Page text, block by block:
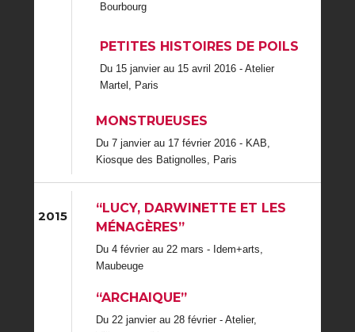
Bourbourg
PETITES HISTOIRES DE POILS
Du 15 janvier au 15 avril 2016 - Atelier
Martel, Paris
MONSTRUEUSES
Du 7 janvier au 17 février 2016 - KAB,
Kiosque des Batignolles, Paris
2015
“LUCY, DARWINETTE ET LES
MÉNAGÈRES”
Du 4 février au 22 mars - Idem+arts,
Maubeuge
“ARCHAIQUE”
Du 22 janvier au 28 février - Atelier,